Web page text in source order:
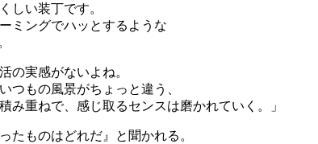
しい装丁です。
ミングでハッとするような
の実感がないよね。
つもの風景がちょっと違う、
み重ねで、感じ取るセンスは磨かれていく。」
たものはどれだ』と聞かれる。